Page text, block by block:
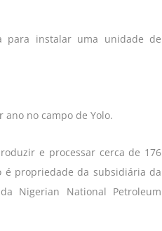
para instalar uma unidade de
ano no campo de Yolo.
e processar cerca de 176
é propriedade da subsidiária da
Nigerian National Petroleum